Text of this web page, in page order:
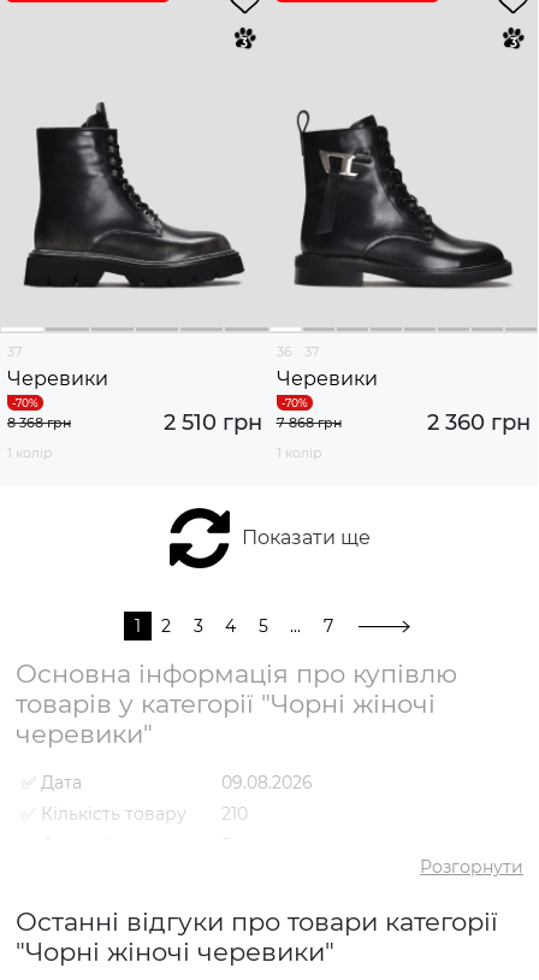
37
Черевики
2 510 грн
8 368 грн
1 колір
36 37
Черевики
2 360 грн
7 868 грн
1 колір
Показати ще
1 2 3 4 5 ... 7
Основна інформація про купівлю
товарів у категорії "Чорні жіночі
черевики"
✅ Дата
09.08.2026
✅ Кількість товару
210
✅ Середній рейтинг
5
✅ Найдешевший
товар
1317 грн
✅ Найдорожчий
5741 грн
Розгорнути
Останні відгуки про товари категорії
"Чорні жіночі черевики"